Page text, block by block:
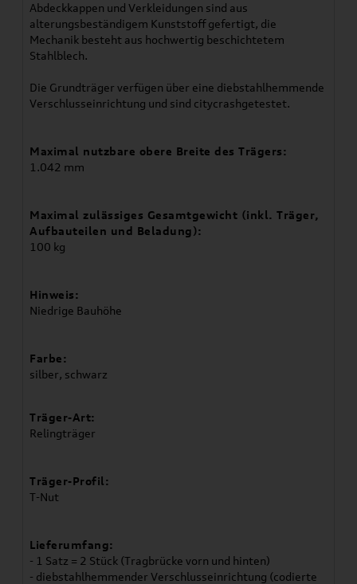
Abdeckkappen und Verkleidungen sind aus
alterungsbeständigem Kunststoff gefertigt, die
Mechanik besteht aus hochwertig beschichtetem
Stahlblech.
Die Grundträger verfügen über eine diebstahlhemmende
Verschlusseinrichtung und sind citycrashgetestet.
Maximal nutzbare obere Breite des Trägers:
1.042 mm
Maximal zulässiges Gesamtgewicht (inkl. Träger,
Aufbauteilen und Beladung):
100 kg
Hinweis:
Niedrige Bauhöhe
Farbe:
silber, schwarz
Träger-Art:
Relingträger
Träger-Profil:
T-Nut
Lieferumfang:
- 1 Satz = 2 Stück (Tragbrücke vorn und hinten)
- diebstahlhemmender Verschlusseinrichtung (codierte